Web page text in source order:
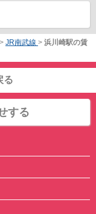
> JR南武線 > 浜川崎駅の賃
る
する